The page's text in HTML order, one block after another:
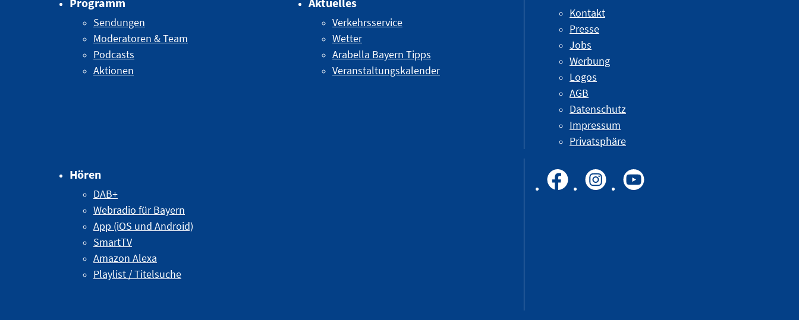
Sendungen
Moderatoren & Team
Podcasts
Aktionen
Verkehrsservice
Wetter
Arabella Bayern Tipps
Veranstaltungskalender
Hören
DAB+
Webradio für Bayern
App (iOS und Android)
SmartTV
Amazon Alexa
Playlist / Titelsuche
Kontakt
Presse
Jobs
Werbung
Logos
AGB
Datenschutz
Impressum
Privatsphäre